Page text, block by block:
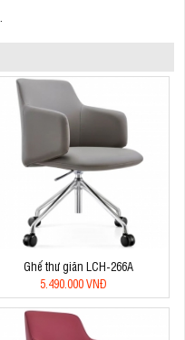
Ghế thư giãn LCH-266A
5.490.000 VNĐ